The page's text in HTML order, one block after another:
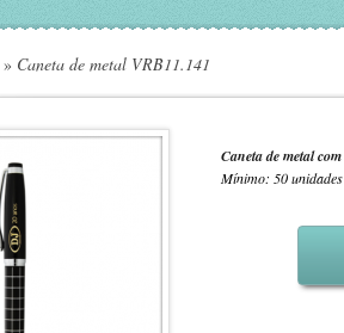
» Caneta de metal VRB11.141
Caneta de metal
Mínimo: 50 unidades